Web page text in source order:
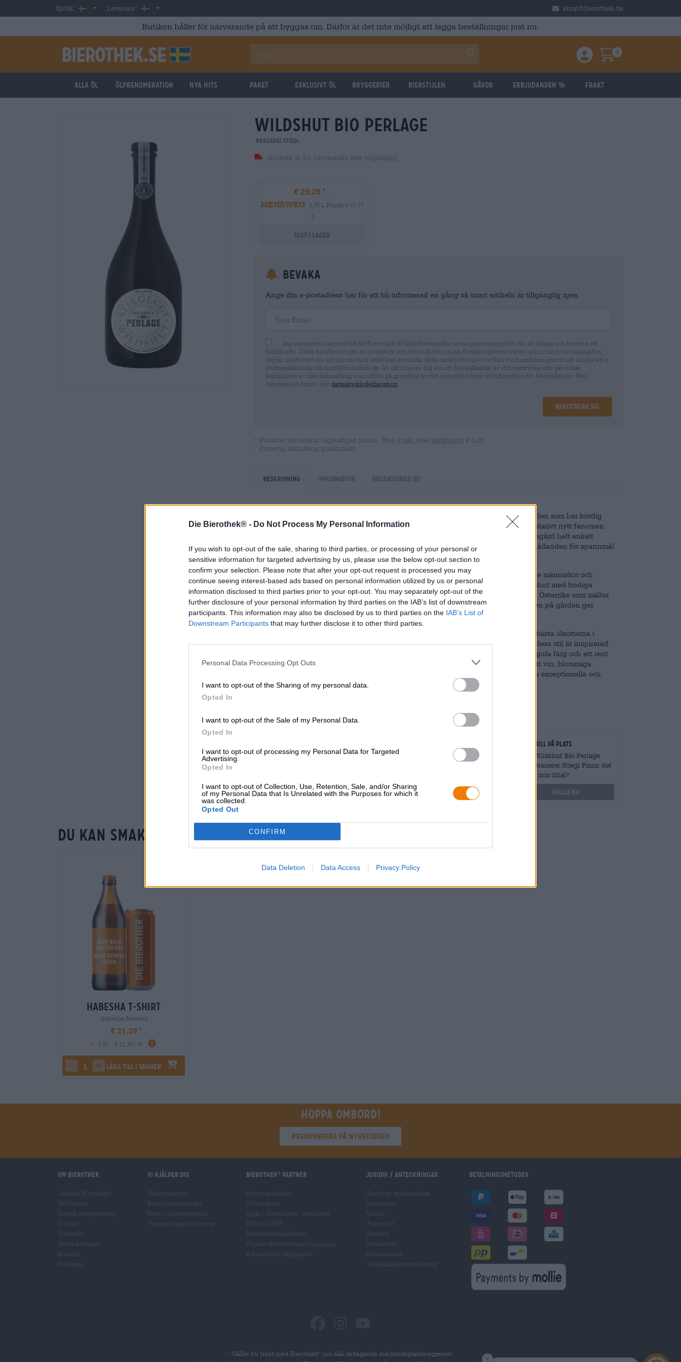
Die Bierothek® - Do Not Process My Personal Information
If you wish to opt-out of the sale, sharing to third parties, or processing of your personal or
sensitive information for targeted advertising by us, please use the below opt-out section to
confirm your selection. Please note that after your opt-out request is processed you may
continue seeing interest-based ads based on personal information utilized by us or personal
information disclosed to third parties prior to your opt-out. You may separately opt-out of the
further disclosure of your personal information by third parties on the IAB’s list of downstream
participants. This information may also be disclosed by us to third parties on the IAB’s List of
Downstream Participants that may further disclose it to other third parties.
Personal Data Processing Opt Outs
I want to opt-out of the Sharing of my personal data.
Opted In
I want to opt-out of the Sale of my Personal Data.
Opted In
I want to opt-out of processing my Personal Data for Targeted
Advertising.
Opted In
I want to opt-out of Collection, Use, Retention, Sale, and/or Sharing
of my Personal Data that Is Unrelated with the Purposes for which it
was collected.
Opted Out
CONFIRM
Data Deletion Data Access Privacy Policy
Skip to main content
Språk: SwedishLeverans: Sverige shop@bierothek.de
Butiken håller för närvarande på att byggas om. Därför är det inte möjligt att lägga beställningar just nu.
Einloggen / Anmelden
Warenkorb
0
Alla öl ölprenumeration Nya hits Paket Exklusivt Öl Bryggerier Bierstijlen Gåvor Erbjudanden % Frakt
wildshut bio perlage
Brauerei Stiegl
Artikeln är för närvarande inte tillgänglig
€ 29,39
MEHRWEG
0,75 L Flaska € 37,17
/ L
Slut i lager
Bevaka
Ange din e-postadress här för att bli informerad en gång så snart artikeln är tillgänglig igen.
Jag samtycker härmed till att Bierothek ® GmbH behandlar mina personuppgifter för att skapa och hantera ett
kundkonto. Detta kundkonto ger en överblick och kontroll över mina försäljningsaktiviteter och mina personuppgifter.
Jag är medveten om att jag när som helst kan återkalla detta samtycke med verkan för framtiden genom att skicka ett e-
postmeddelande till shop@bierothek.de. Vi informerar dig om att återkallandet av ditt samtycke inte påverkar
lagligheten av den behandling som utförs på grundval av ditt samtycke fram till tidpunkten för återkallelsen. Mer
information finns i vår dataskyddsdeklaration
Registrera sig
* Priserna inkluderar lagstadgad moms. Plus Frakt plus Insättning € 0,25
* Priserna inkluderar punktskatt
Beskrivning Information Recensioner (0)
Vingårdar är ett välbekant koncept för oss alla och kan hittas i varje region i världen som har bördig
jord och rätt mängd sol och regn för vinrankor. Bryggerier, å andra sidan, är ett relativt nytt fenomen,
som troligen bara uppstått sedan hantverksölsrörelsens uppkomst. Medan en vingård helt enkelt
behöver soliga sluttningar för vinrankor, kräver ett bryggeri optimala odlingsförhållanden för spannmål
och humle.
Österrikes första ölgård, Wildshut, grundades av Stiegl och är ett paradis för både människor och
växter. Förutom vidsträckta fält där en mängd olika sädesslag odlas, ståtar Wildshut med frodiga
humleträdgårdar, samt ett eget mälteri och rosteri. Stiegl är det enda bryggeriet i Österrike som mältar
sitt eget spannmål. Även bryggvattnet hämtas från gårdens egen brunn: brunnen på gården ger
utmärkt bryggvatten, den perfekta grunden för utsökta öl.
Öl som Wildshut Bio Perlage – en Brut de Bière – utsågs nyligen till en av de tio bästa ölsorterna i
världen år 2025. Denna överjästa öl buteljeras i eleganta champagneflaskor och dess stil är inspirerad
av lyxigt mousserande vin. Wildshut Bio Perlage fängslar med sin delikata, smörgula färg och ett rent
vitt skum, som ständigt bubblar av bubblor. En blandning av vita druvor, torrt vitt vin, blommiga
humletoner och kryddig, men ändå subtil jäst formar aromen och smaken i denna exceptionella och
prisbelönta skapelse.
Har du frågor om denna öl? Vi
Vill du köpa större kvantiteter
grosshandel@bierothek.de
Kontroll på plats
Vara Wildshut Bio Perlage
från Brauerei Stiegl Finns det
även i min filial?
Kolla nu
Du kan smaka på det också
Habesha T-Shirt
Habesha Brewery
€ 21,39
-
1 St. - € 21,39 / St.
decrease quantity
increase quantity
Lägg till i vagnen
Hoppa ombord!
Prenumerera på nyhetsbrev
Om Bierothek Vi hjälper dig Bierothek partner Juridik / Anteckningar Betalningsmetoder
* Gäller för frakt med Bierothek
och alla deltagande marknadsplatsbryggerier